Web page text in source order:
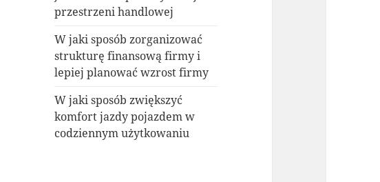
przestrzeni handlowej
W jaki sposób zorganizować
strukturę finansową firmy i
lepiej planować wzrost firmy
W jaki sposób zwiększyć
komfort jazdy pojazdem w
codziennym użytkowaniu